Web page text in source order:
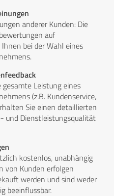
anderer Kunden: Die
auf
bei der Wahl eines
gesamte Leistung eines
(z.B. Kundenservice,
Sie einen detaillierten
und Dienstleistungsqualität
kostenlos, unabhängig
von Kunden erfolgen
werden und sind weder
beeinflussbar.